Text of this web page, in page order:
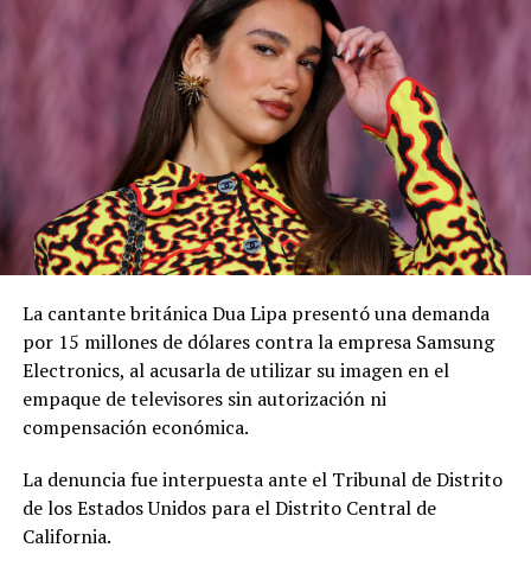
La cantante británica Dua Lipa presentó una demanda
por 15 millones de dólares contra la empresa Samsung
Electronics, al acusarla de utilizar su imagen en el
empaque de televisores sin autorización ni
compensación económica.
La denuncia fue interpuesta ante el Tribunal de Distrito
de los Estados Unidos para el Distrito Central de
California.